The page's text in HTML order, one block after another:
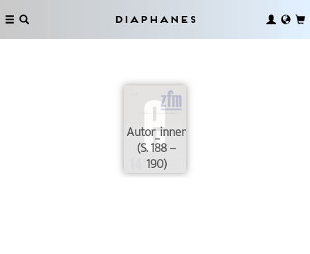
Diaphanes
Autor_innen
(S. 188 –
190)